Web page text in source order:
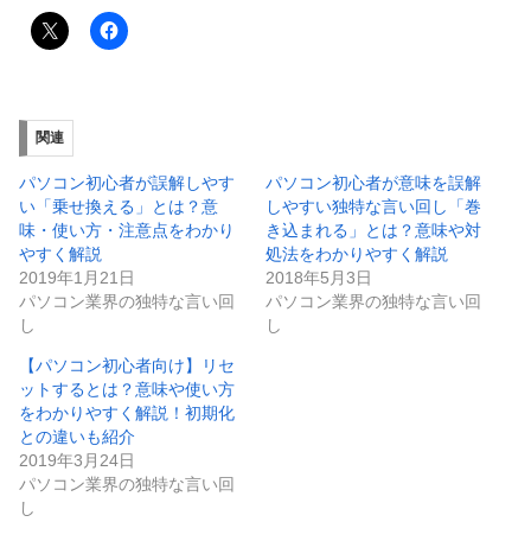
関連
パソコン初心者が誤解しやす
い「乗せ換える」とは？意
味・使い方・注意点をわかり
やすく解説
2019年1月21日
パソコン業界の独特な言い回
し
パソコン初心者が意味を誤解
しやすい独特な言い回し「巻
き込まれる」とは？意味や対
処法をわかりやすく解説
2018年5月3日
パソコン業界の独特な言い回
し
【パソコン初心者向け】リセ
ットするとは？意味や使い方
をわかりやすく解説！初期化
との違いも紹介
2019年3月24日
パソコン業界の独特な言い回
し